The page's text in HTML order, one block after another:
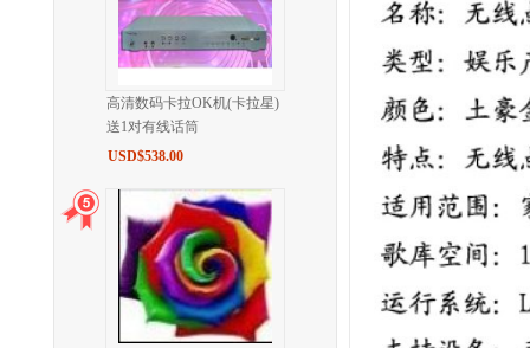
高清数码卡拉OK机(卡拉星)
送1对有线话筒
USD$538.00